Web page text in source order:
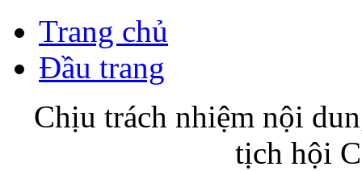
Trang chủ
Đầu trang
Chịu trách nhiệm nội
tịch hội